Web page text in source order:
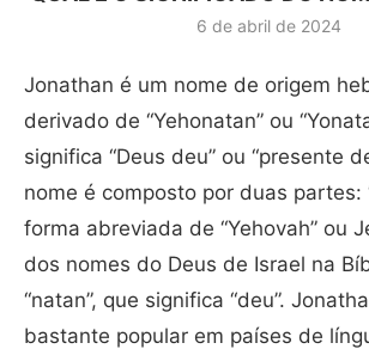
6 de abril de 2024
Jonathan é um nome de origem
derivado de “Yehonatan” ou
significa “Deus deu” ou “presente
nome é composto por duas partes:
forma abreviada de “Yehovah” ou
dos nomes do Deus de Israel na
“natan”, que significa “deu”.
bastante popular em países de